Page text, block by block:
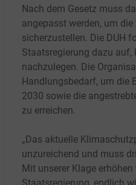
Nach dem Gesetz muss
angepasst werden, um
sicherzustellen. Die DUH
Staatsregierung dazu
nachzulegen. Die
Handlungsbedarf, um die
2030 sowie die
zu erreichen.
„Das aktuelle
unzureichend und muss
Mit unserer Klage
Staatsregierung, endlich